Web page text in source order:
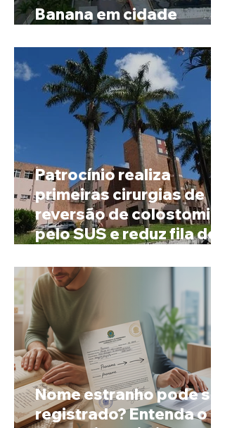
Banana em cidade
4 mil habitantes
Patrocínio realiza
primeiras cirurgias de
reversão de colostomia
pelo SUS e reduz fila de
Nome estranho pode ser
registrado? Entenda o